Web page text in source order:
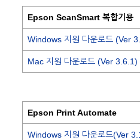
Epson ScanSmart 복합기용
Windows 지원 다운로드 (Ver
Mac 지원 다운로드 (Ver
Epson Print Automate
Windows 지원 다운로드(Ver